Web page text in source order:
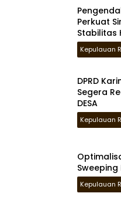
Perkuat
Stabilitas
Kepulauan
DPRD
Segera
DESA
Kepulauan
Sweeping
Kepulauan